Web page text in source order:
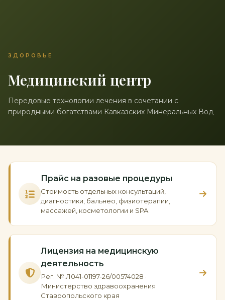
ЗДОРОВЬЕ
Медицинский центр
Передовые технологии лечения в сочетании с
природными богатствами Кавказских Минеральных Вод
Прайс на разовые процедуры
Стоимость отдельных консультаций,
диагностики, бальнео, физиотерапии,
массажей, косметологии и SPA
Лицензия на медицинскую
деятельность
Рег. № Л041-01197-26/00574028 ·
Министерство здравоохранения
Ставропольского края